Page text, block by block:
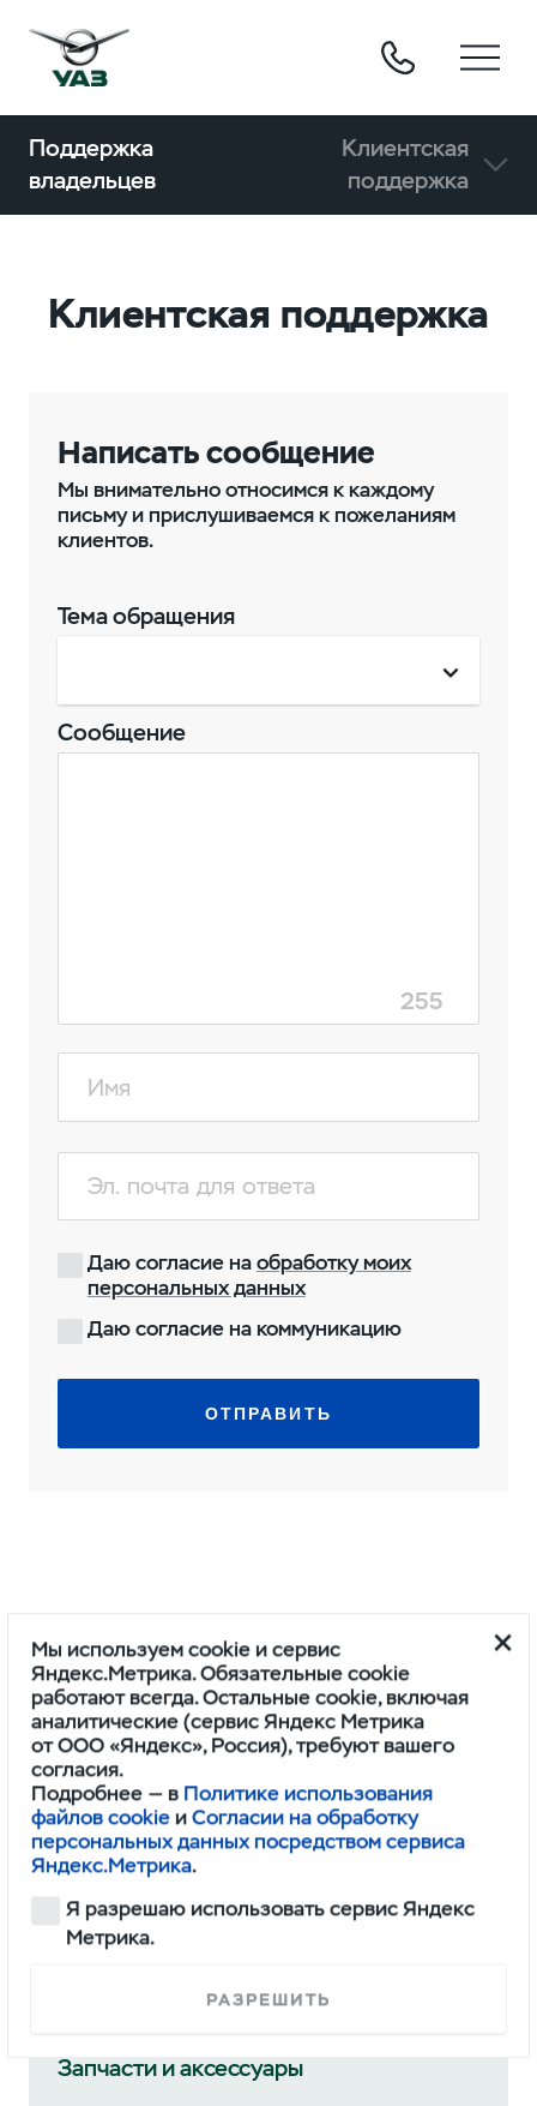
Поддержка
владельцев
Клиентская
поддержка
Клиентская поддержка
Написать сообщение
Мы внимательно относимся к каждому
письму и прислушиваемся к пожеланиям
клиентов.
Тема обращения
Сообщение
255
Даю согласие наобработку моих
персональных данных
Даю согласие на коммуникацию
ОТПРАВИТЬ
Электронная сервисная
книжка
История ТО вашего
автомобиля
Запчасти и аксессуары
Мы используем cookie и сервис
Яндекс.Метрика. Обязательные cookie
работают всегда. Остальные cookie, включая
аналитические (сервис Яндекс Метрика
от ООО «Яндекс», Россия), требуют вашего
согласия.
Подробнее — в Политике использования
файлов cookie иСогласии на обработку
персональных данных посредством сервиса
Яндекс.Метрика.
Я разрешаю использовать сервис Яндекс
Метрика.
РАЗРЕШИТЬ